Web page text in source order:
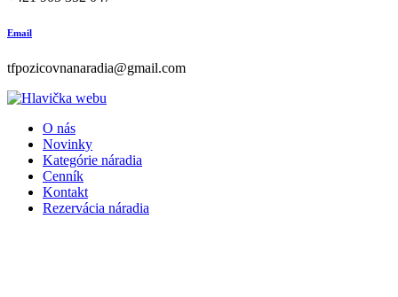
Email
tfpozicovnanaradia@gmail.com
O nás
Novinky
Kategórie náradia
Cenník
Kontakt
Rezervácia náradia